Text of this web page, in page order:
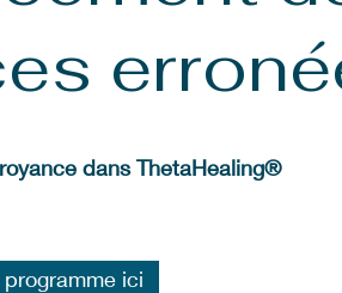
dans ThetaHealing®
programme ici